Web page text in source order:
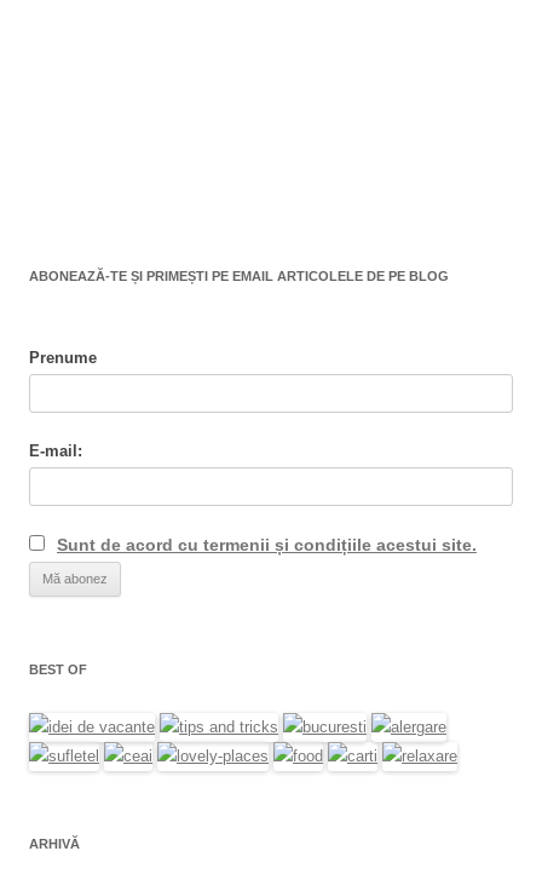
ABONEAZĂ-TE ȘI PRIMEȘTI PE EMAIL ARTICOLELE DE PE BLOG
Prenume
E-mail:
Sunt de acord cu termenii și condițiile acestui site.
BEST OF
ARHIVĂ